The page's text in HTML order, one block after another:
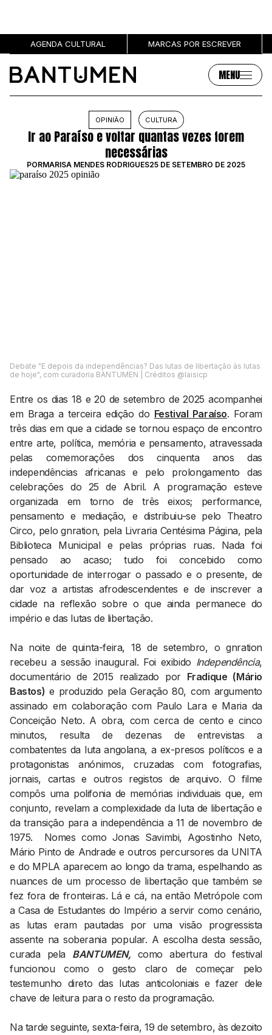
AGENDA CULTURAL MARCAS POR ESCREVER
MENU
MÚSICA
CULTURA
Sobre
SOBRE NÓS
PUBLICIDADE
EMAIL
GERAL@BANTUMEN.COM
WHATSAPP
+351 912 127 577
Pesquisar
OPINIÃO CULTURA
Ir ao Paraíso e voltar quantas vezes forem
necessárias
PORMARISA MENDES RODRIGUES25 DE SETEMBRO DE 2025
Debate "E depois da independências? Das lutas de libertação às lutas
de hoje", com curadoria BANTUMEN | Créditos @laisicp
Entre os dias 18 e 20 de setembro de 2025 acompanhei
em Braga a terceira edição do Festival Paraíso. Foram
três dias em que a cidade se tornou espaço de encontro
entre arte, política, memória e pensamento, atravessada
pelas comemorações dos cinquenta anos das
independências africanas e pelo prolongamento das
celebrações do 25 de Abril. A programação esteve
organizada em torno de três eixos; performance,
pensamento e mediação, e distribuiu-se pelo Theatro
Circo, pelo gnration, pela Livraria Centésima Página, pela
Biblioteca Municipal e pelas próprias ruas. Nada foi
pensado ao acaso; tudo foi concebido como
oportunidade de interrogar o passado e o presente, de
dar voz a artistas afrodescendentes e de inscrever a
cidade na reflexão sobre o que ainda permanece do
império e das lutas de libertação.
Na noite de quinta-feira, 18 de setembro, o gnration
recebeu a sessão inaugural. Foi exibido Independência,
documentário de 2015 realizado por Fradique (Mário
Bastos) e produzido pela Geração 80, com argumento
assinado em colaboração com Paulo Lara e Maria da
Conceição Neto. A obra, com cerca de cento e cinco
minutos, resulta de dezenas de entrevistas a
combatentes da luta angolana, a ex-presos políticos e a
protagonistas anónimos, cruzadas com fotografias,
jornais, cartas e outros registos de arquivo. O filme
compôs uma polifonia de memórias individuais que, em
conjunto, revelam a complexidade da luta de libertação e
da transição para a independência a 11 de novembro de
1975. Nomes como Jonas Savimbi, Agostinho Neto,
Mário Pinto de Andrade e outros percursores da UNITA
e do MPLA aparecem ao longo da trama, espelhando as
nuances de um processo de libertação que também se
fez fora de fronteiras. Lá e cá, na então Metrópole com
a Casa de Estudantes do Império a servir como cenário,
as lutas eram pautadas por uma visão progressista
assente na soberania popular. A escolha desta sessão,
curada pela BANTUMEN, como abertura do festival
funcionou como o gesto claro de começar pelo
testemunho direto das lutas anticoloniais e fazer dele
chave de leitura para o resto da programação.
Na tarde seguinte, sexta-feira, 19 de setembro, às dezoito